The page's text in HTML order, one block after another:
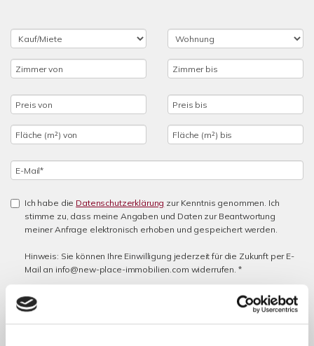
Ich habe die Datenschutzerklärung zur Kenntnis genommen. Ich
stimme zu, dass meine Angaben und Daten zur Beantwortung
meiner Anfrage elektronisch erhoben und gespeichert werden.
Hinweis: Sie können Ihre Einwilligung jederzeit für die Zukunft per E-
Mail an info@new-place-immobilien.com widerrufen. *